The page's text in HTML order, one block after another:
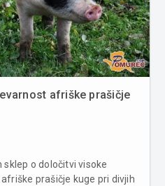
afriške prašičje
o določitvi visoke
prašičje kuge pri divjih